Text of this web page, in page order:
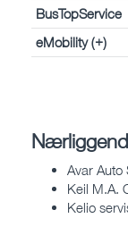
BusTopService
eMobility (+)
Avar Auto
Keil M.A.
Kelio